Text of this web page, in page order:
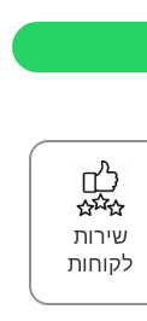
שירות
לקוחות